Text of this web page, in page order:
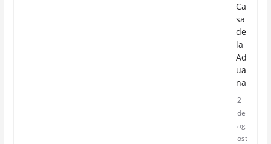
Ca
sa
de
la
Ad
ua
na
2
de
ag
ost